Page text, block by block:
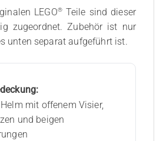
LEGO®Teile sind dieser
zugeordnet. Zubehör ist nur
unten separat aufgeführt ist.
mit offenem Visier,
und beigen